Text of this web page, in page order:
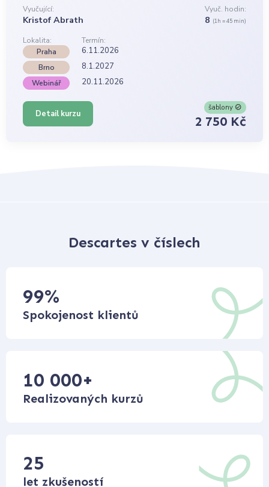
Vyučující:
Kristof Abrath
Vyuč. hodin:
8 (1h = 45 min)
Lokalita:
Termín:
Praha
6.11.2026
Brno 8.1.2027
Webinář 20.11.2026
Detail kurzu
šablony
2 750 Kč
Descartes v číslech
99%
Spokojenost klientů
10 000+
Realizovaných kurzů
25
let zkušeností